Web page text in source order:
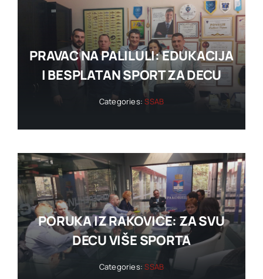
PRAVAC NA PALILULI: EDUKACIJA
I BESPLATAN SPORT ZA DECU
Categories:SSAB
PORUKA IZ RAKOVICE: ZA SVU
DECU VIŠE SPORTA
Categories:SSAB